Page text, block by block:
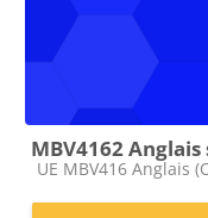
MBV4162
Catégorie de cours
UE MBV416 Anglais